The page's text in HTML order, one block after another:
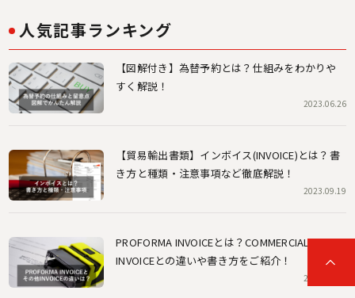
人気記事ランキング
【図解付き】為替予約とは？仕組みをわかりや
すく解説！
2023.06.26
【貿易輸出書類】インボイス(INVOICE)とは？書
き方と種類・注意事項など徹底解説！
2023.09.19
PROFORMA INVOICEとは？COMMERCIAL
INVOICEとの違いや書き方をご紹介！
2024.06.26